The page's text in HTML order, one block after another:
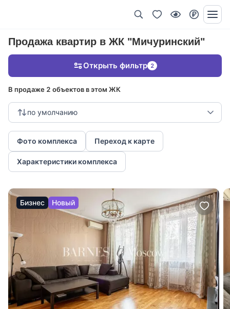
Продажа квартир в ЖК "Мичуринский"
В продаже 2 объектов в этом ЖК
по умолчанию
Фото комплекса Переход к карте
Характеристики комплекса
Открыть фильтр 2
Бизнес Новый